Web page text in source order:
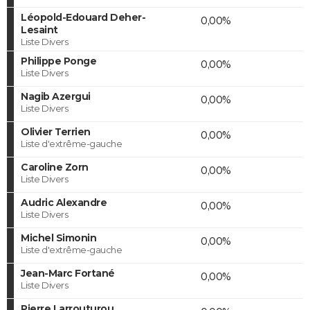
Léopold-Edouard Deher-
Lesaint
Liste Divers
0,00%
Philippe Ponge
Liste Divers
0,00%
Nagib Azergui
Liste Divers
0,00%
Olivier Terrien
Liste d'extrême-gauche
0,00%
Caroline Zorn
Liste Divers
0,00%
Audric Alexandre
Liste Divers
0,00%
Michel Simonin
Liste d'extrême-gauche
0,00%
Jean-Marc Fortané
Liste Divers
0,00%